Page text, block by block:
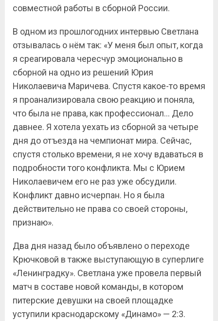
совместной работы в сборной России.
В одном из прошлогодних интервью Светлана
отзывалась о нём так: «У меня был опыт, когда
я среагировала чересчур эмоционально в
сборной на одно из решений Юрия
Николаевича Маричева. Спустя какое-то время
я проанализировала свою реакцию и поняла,
что была не права, как профессионал… Дело
давнее. Я хотела уехать из сборной за четыре
дня до отъезда на чемпионат мира. Сейчас,
спустя столько времени, я не хочу вдаваться в
подробности того конфликта. Мы с Юрием
Николаевичем его не раз уже обсудили.
Конфликт давно исчерпан. Но я была
действительно не права со своей стороны,
признаю».
Два дня назад было объявлено о переходе
Крючковой в также выступающую в суперлиге
«Ленинградку». Светлана уже провела первый
матч в составе новой команды, в котором
питерские девушки на своей площадке
уступили краснодарскому «Динамо» — 2:3.